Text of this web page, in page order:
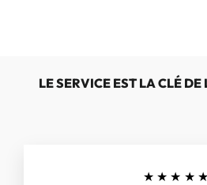
LE SERVICE EST LA CLÉ
★★★★★